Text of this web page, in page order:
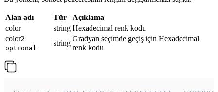
Alan adı Tür
Açıklama
color
string Hexadecimal renk kodu
color2
optional
string
Gradyan seçimde geçiş için Hexadecimal
renk kodu